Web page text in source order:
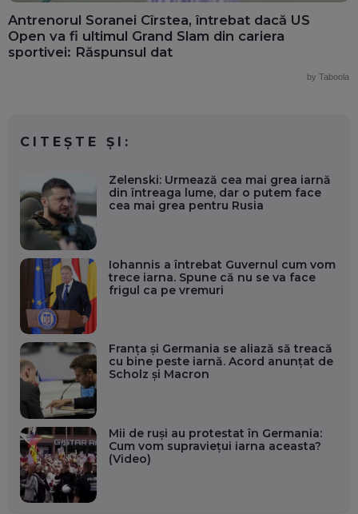
Antrenorul Soranei Cîrstea, întrebat dacă US
Open va fi ultimul Grand Slam din cariera
sportivei: Răspunsul dat
by Taboola
CITEȘTE ȘI:
Zelenski: Urmează cea mai grea iarnă
din întreaga lume, dar o putem face
cea mai grea pentru Rusia
Iohannis a întrebat Guvernul cum vom
trece iarna. Spune că nu se va face
frigul ca pe vremuri
Franța și Germania se aliază să treacă
cu bine peste iarnă. Acord anunțat de
Scholz și Macron
Mii de ruși au protestat în Germania:
Cum vom supravieţui iarna aceasta?
(Video)